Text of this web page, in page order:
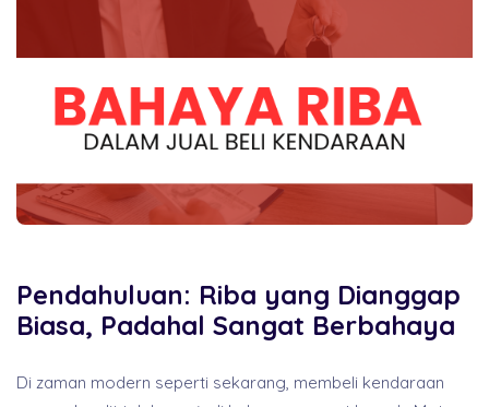
Pendahuluan: Riba yang Dianggap
Biasa, Padahal Sangat Berbahaya
Di zaman modern seperti sekarang, membeli kendaraan